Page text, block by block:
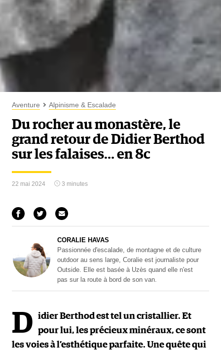
Aventure Alpinisme & Escalade
Du rocher au monastère, le
grand retour de Didier Berthod
sur les falaises… en 8c
22 mai 2024 3 minutes
CORALIE HAVAS
Passionnée d'escalade, de montagne et de culture
outdoor au sens large, Coralie est journaliste pour
Outside. Elle est basée à Uzès quand elle n'est
pas sur la route à bord de son van.
D idier Berthod est tel un cristallier. Et
pour lui, les précieux minéraux, ce sont
les voies à l’esthétique parfaite. Une quête qui